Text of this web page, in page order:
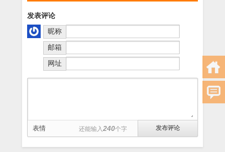
发表评论
昵称
邮箱
网址
表情 还能输入 240个字